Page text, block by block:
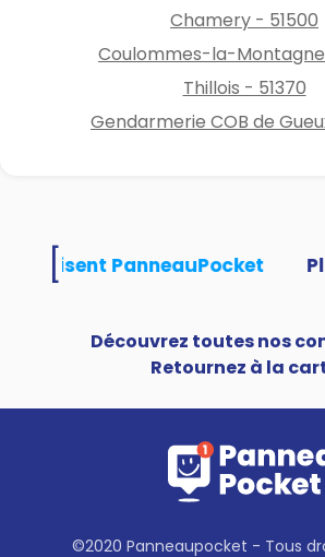
Chamery - 51500
Coulommes-la-Montagne
Thillois - 51370
Gendarmerie COB de
utilisent PanneauPocket
Découvrez toutes nos
Retournez à la
©2020 Panneaupocket - Tous